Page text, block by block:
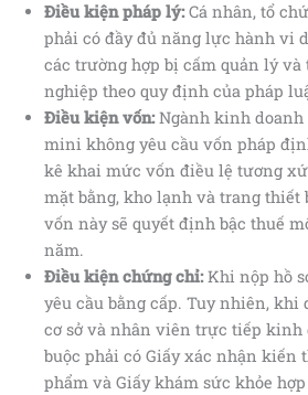
Điều kiện pháp lý:Cá nhân, tổ
phải có đầy đủ năng lực hành vi
các trường hợp bị cấm quản lý
nghiệp theo quy định của pháp
Điều kiện vốn:Ngành kinh doanh
mini không yêu cầu vốn pháp
kê khai mức vốn điều lệ tương
mặt bằng, kho lạnh và trang thiết
vốn này sẽ quyết định bậc thuế
năm.
Điều kiện chứng chỉ:Khi nộp hồ
yêu cầu bằng cấp. Tuy nhiên, khi
cơ sở và nhân viên trực tiếp kinh
buộc phải có Giấy xác nhận kiến
phẩm và Giấy khám sức khỏe